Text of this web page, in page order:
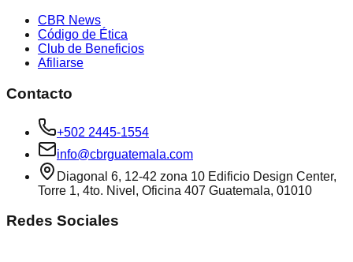
CBR News
Código de Ética
Club de Beneficios
Afiliarse
Contacto
+502 2445-1554
info@cbrguatemala.com
Diagonal 6, 12-42 zona 10 Edificio Design Center,
Torre 1, 4to. Nivel, Oficina 407 Guatemala, 01010
Redes Sociales